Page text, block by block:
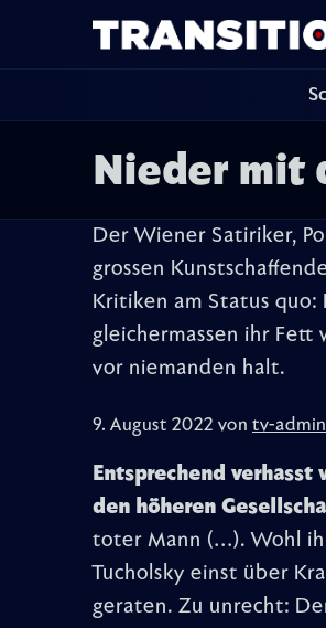
Nieder mit
Der Wiener Satiriker,
grossen
Kritiken am Status
gleichermassen ihr Fett
vor niemanden halt.
9. August 2022 von tv-admin
Entsprechend
den höheren
toter Mann (…). Wohl
Tucholsky einst über
geraten. Zu unrecht: